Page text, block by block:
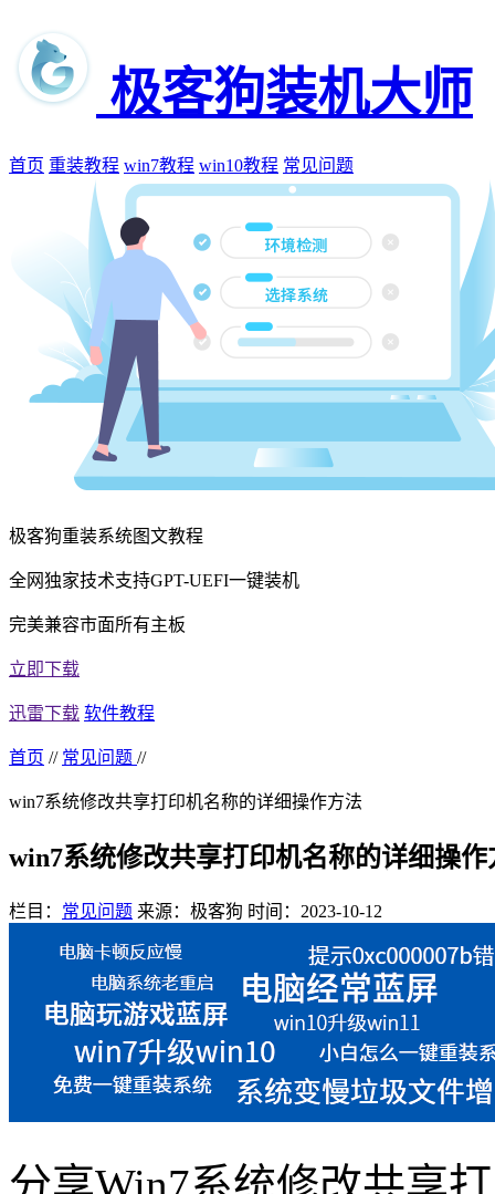
极客狗装机大师
首页 重装教程 win7教程 win10教程 常见问题
极客狗重装系统图文教程
全网独家技术支持GPT-UEFI一键装机
完美兼容市面所有主板
立即下载
迅雷下载 软件教程
首页 // 常见问题 //
win7系统修改共享打印机名称的详细操作方法
win7系统修改共享打印机名称的详细操作
栏目： 常见问题 来源：极客狗 时间：2023-10-12
分享Win7系统修改共享